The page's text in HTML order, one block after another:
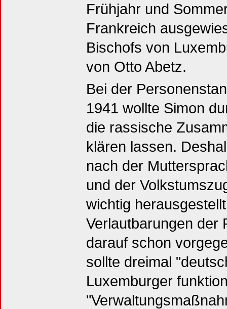
Frühjahr und
Frankreich
Bischofs von
von Otto Abetz.
Bei der
1941 wollte Simon
die rassische
klären lassen.
nach der
und der
wichtig
Verlautbarungen der
darauf schon
sollte dreimal
Luxemburger